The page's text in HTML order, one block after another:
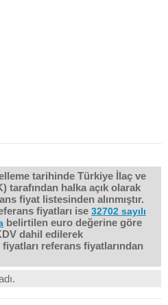
tarihinde Türkiye İlaç ve
tarafından halka açık olarak
fiyat listesinden alınmıştır.
fiyatları ise 32702 sayılı
belirtilen euro değerine göre
dahil edilerek
referans fiyatlarından